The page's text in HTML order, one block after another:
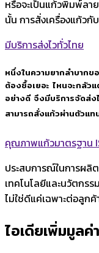
หรือจะเป็นแก้วพิมพ์ลา
นั้น การสั่งเครื่องแก้วกั
มีบริการส่งไวทั่วไทย
หนึ่งในความยากลำบาก
ต้องซื้อเยอะ ไหนจะกลัว
อย่างดี จึงมีบริการจัดส่ง
สามารถสั่งแก้วผ่านตัวแ
คุณภาพแก้วมาตรฐาน
ประสบการณ์ในการผลิ
เทคโนโลยีและนวัตกร
ไม่ใช่ดีแค่เฉพาะต่อลูก
ไอเดียเพิ่มมูล